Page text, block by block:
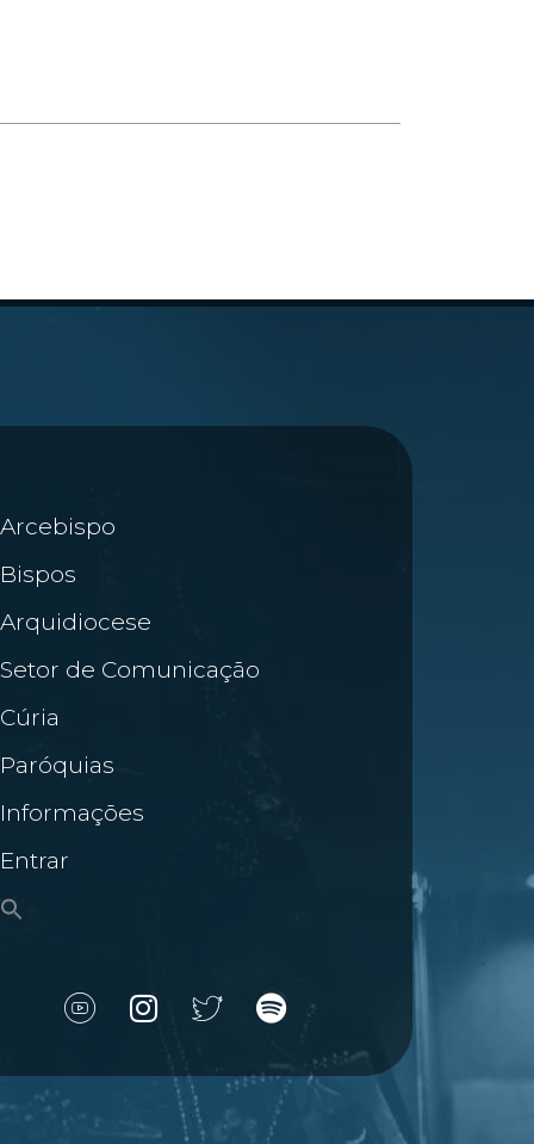
Arcebispo
Bispos
Arquidiocese
Setor de Comunicação
Cúria
Paróquias
Informações
Entrar